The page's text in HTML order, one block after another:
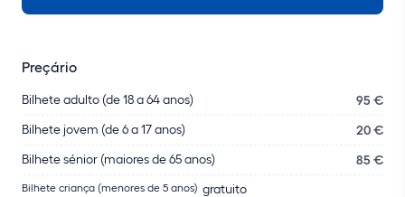
Preçário
Bilhete adulto (de 18 a 64 anos) 95 €
Bilhete jovem (de 6 a 17 anos) 20 €
Bilhete sénior (maiores de 65 anos) 85 €
Bilhete criança (menores de 5 anos) gratuito